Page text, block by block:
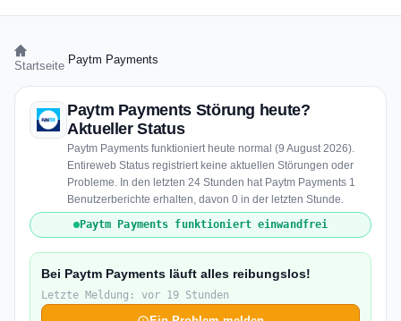
Startseite Paytm Payments
Paytm Payments Störung heute?
Aktueller Status
Paytm Payments funktioniert heute normal (9 August 2026).
Entireweb Status registriert keine aktuellen Störungen oder
Probleme. In den letzten 24 Stunden hat Paytm Payments 1
Benutzerberichte erhalten, davon 0 in der letzten Stunde.
Paytm Payments funktioniert einwandfrei
Bei Paytm Payments läuft alles reibungslos!
Letzte Meldung: vor 19 Stunden